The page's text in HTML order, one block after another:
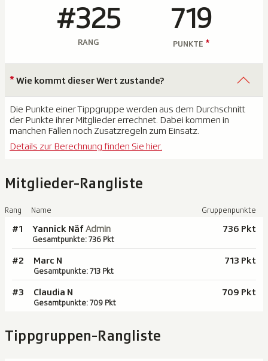
#325
RANG
719
PUNKTE *
* Wie kommt dieser Wert zustande?
Die Punkte einer Tippgruppe werden aus dem Durchschnitt
der Punkte ihrer Mitglieder errechnet. Dabei kommen in
manchen Fällen noch Zusatzregeln zum Einsatz.
Details zur Berechnung finden Sie hier.
Mitglieder-Rangliste
Rang Name Gruppenpunkte
#1
Gesamtpunkte: 736 Pkt
Yannick NäfAdmin 736 Pkt
#2
Gesamtpunkte: 713 Pkt
Marc N 713 Pkt
#3
Gesamtpunkte: 709 Pkt
Claudia N 709 Pkt
Tippgruppen-Rangliste